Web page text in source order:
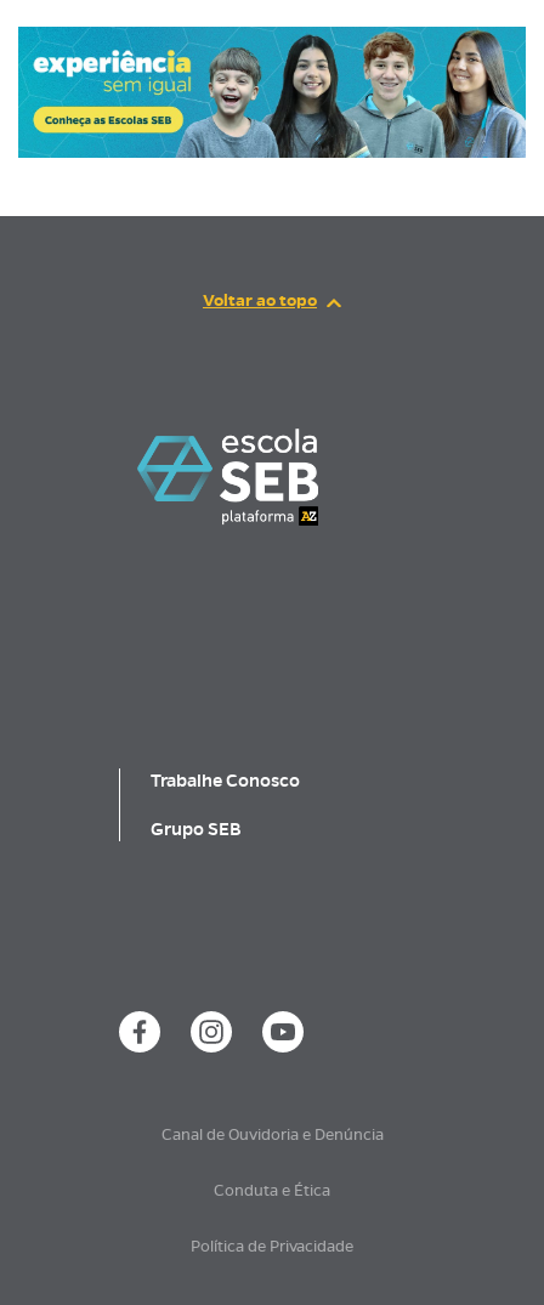
Trabalhe Conosco
Grupo SEB
Política de Privacidade
Conduta e Ética
Canal de Ouvidoria e Denúncia